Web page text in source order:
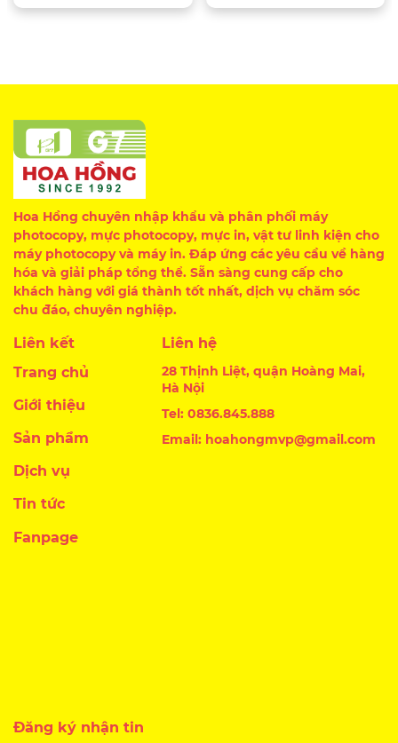
Hoa Hồng chuyên nhập khẩu và phân phối máy
photocopy, mực photocopy, mực in, vật tư linh kiện cho
máy photocopy và máy in. Đáp ứng các yêu cầu về hàng
hóa và giải pháp tổng thể. Sẵn sàng cung cấp cho
khách hàng với giá thành tốt nhất, dịch vụ chăm sóc
chu đáo, chuyên nghiệp.
Liên kết
Trang chủ
Giới thiệu
Sản phẩm
Dịch vụ
Tin tức
Liên hệ
28 Thịnh Liệt, quận Hoàng Mai,
Hà Nội
Tel: 0836.845.888
Email: hoahongmvp@gmail.com
Fanpage
Đăng ký nhận tin